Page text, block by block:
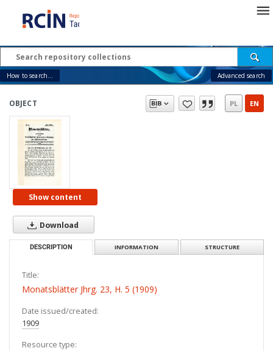
How to search... Advanced search
OBJECT PL EN
Show content
Download
DESCRIPTION INFORMATION STRUCTURE
Title:
Monatsblätter Jhrg. 23, H. 5 (1909)
Date issued/created:
1909
Resource type: